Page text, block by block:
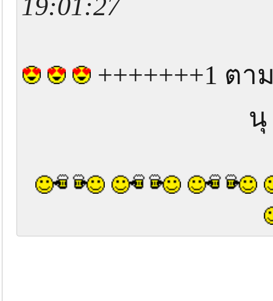
19:01:27
+++++++1 ต